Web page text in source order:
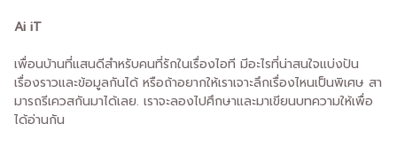
Ai iT
เพื่อนบ้านที่แสนดีสำหรับคนที่รักในเรื่องไอที มีอะไรที่น่าสนใจแบ่งปัน
เรื่องราวและข้อมูลกันได้ หรือถ้าอยากให้เราเจาะลึกเรื่องไหนเป็นพิเศษ สา
มารถรีเควสกันมาได้เลย. เราจะลองไปศึกษาและมาเขียนบทความให้เพื่อ
ได้อ่านกัน